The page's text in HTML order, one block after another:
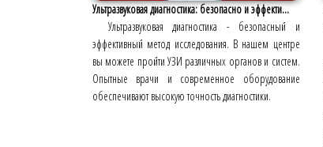
Ультразвуковая диагностика: безопасно и эффекти...
Ультразвуковая диагностика - безопасный и
эффективный метод исследования. В нашем центре
вы можете пройти УЗИ различных органов и систем.
Опытные врачи и современное оборудование
обеспечивают высокую точность диагностики.